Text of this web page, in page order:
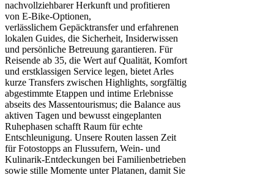
nachvollziehbarer Herkunft und profitieren
von E‑Bike‑Optionen,
verlässlichem Gepäcktransfer und erfahrenen
lokalen Guides, die Sicherheit, Insiderwissen
und persönliche Betreuung garantieren. Für
Reisende ab 35, die Wert auf Qualität, Komfort
und erstklassigen Service legen, bietet Arles
kurze Transfers zwischen Highlights, sorgfältig
abgestimmte Etappen und intime Erlebnisse
abseits des Massentourismus; die Balance aus
aktiven Tagen und bewusst eingeplanten
Ruhephasen schafft Raum für echte
Entschleunigung. Unsere Routen lassen Zeit
für Fotostopps an Flussufern, Wein‑ und
Kulinarik‑Entdeckungen bei Familienbetrieben
sowie stille Momente unter Platanen, damit Sie